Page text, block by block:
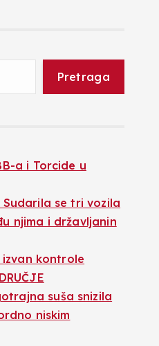
Pretraga
a i Torcide u
se tri vozila
njima i državljanin
kontrole
suša snizila
niskim